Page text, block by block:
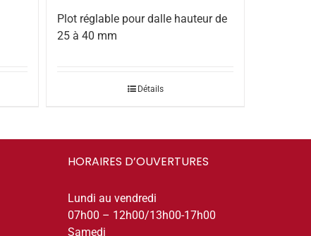
Plot réglable pour dalle hauteur de
25 à 40 mm
Détails
HORAIRES D’OUVERTURES
Lundi au vendredi
07h00 – 12h00/13h00-17h00
Samedi